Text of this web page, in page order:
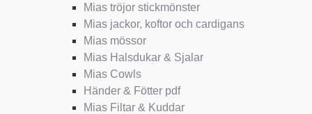
Mias tröjor stickmönster
Mias jackor, koftor och cardigans
Mias mössor
Mias Halsdukar & Sjalar
Mias Cowls
Händer & Fötter pdf
Mias Filtar & Kuddar